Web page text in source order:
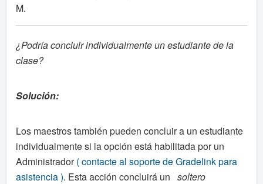
M.
¿Podría concluir individualmente un estudiante de la
clase?
Solución:
Los maestros también pueden concluir a un estudiante
individualmente si la opción está habilitada por un
Administrador(contacte al soporte de Gradelink para
asistencia). Esta acción concluirá un soltero